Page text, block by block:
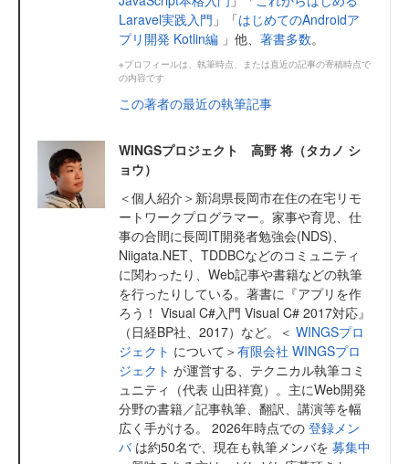
Laravel実践入門 」「はじめてのAndroidア
プリ開発 Kotlin編 」他、 著書多数。
※プロフィールは、執筆時点、または直近の記事の寄稿時点で
の内容です
この著者の最近の執筆記事
WINGSプロジェクト 高野 将（タカノ シ
ョウ）
＜個人紹介＞新潟県長岡市在住の在宅リモ
ートワークプログラマー。家事や育児、仕
事の合間に長岡IT開発者勉強会(NDS)、
Niigata.NET、TDDBCなどのコミュニティ
に関わったり、Web記事や書籍などの執筆
を行ったりしている。著書に『アプリを作
ろう！ Visual C#入門 Visual C# 2017対応』
（日経BP社、2017）など。＜ WINGSプロ
ジェクト について＞有限会社 WINGSプロ
ジェクト が運営する、テクニカル執筆コミ
ュニティ（代表 山田祥寛）。主にWeb開発
分野の書籍／記事執筆、翻訳、講演等を幅
広く手がける。 2026年時点での 登録メン
バ は約50名で、現在も執筆メンバを 募集中